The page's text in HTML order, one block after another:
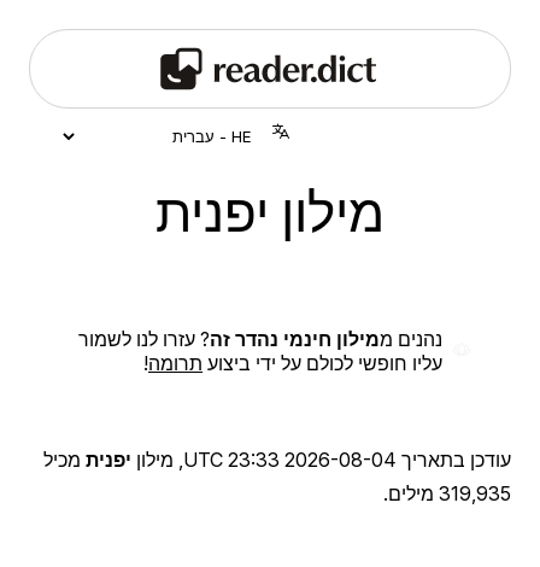
מילון יפנית
נהנים ממילון חינמי נהדר זה? עזרו לנו לשמור
עליו חופשי לכולם על ידי ביצוע תרומה!
עודכן בתאריך 2026-08-04 23:33 UTC , מילון יפנית מכיל
319,935 מילים.